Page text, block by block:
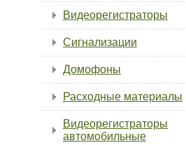
Видеорегистраторы
Сигнализации
Домофоны
Расходные материалы
Видеорегистраторы
автомобильные